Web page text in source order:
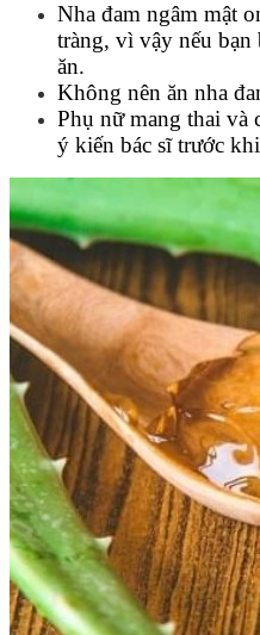
Nha đam ngâm mật
tràng, vì vậy nếu bạn
ăn.
Không nên ăn nha
Phụ nữ mang thai và
ý kiến bác sĩ trước